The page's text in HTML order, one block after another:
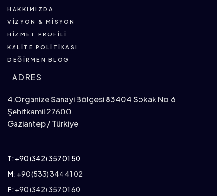
HAKKIMIZDA
VIZYON & MISYON
HIZMET PROFILI
KALITE POLITIKASI
DEĞIRMEN BLOG
ADRES
4.Organize Sanayi Bölgesi 83404 Sokak No:6
Şehitkamil 27600
Gaziantep / Türkiye
T: +90 (342) 357 01 50
M: +90 (533) 344 41 02
F: +90 (342) 357 01 60